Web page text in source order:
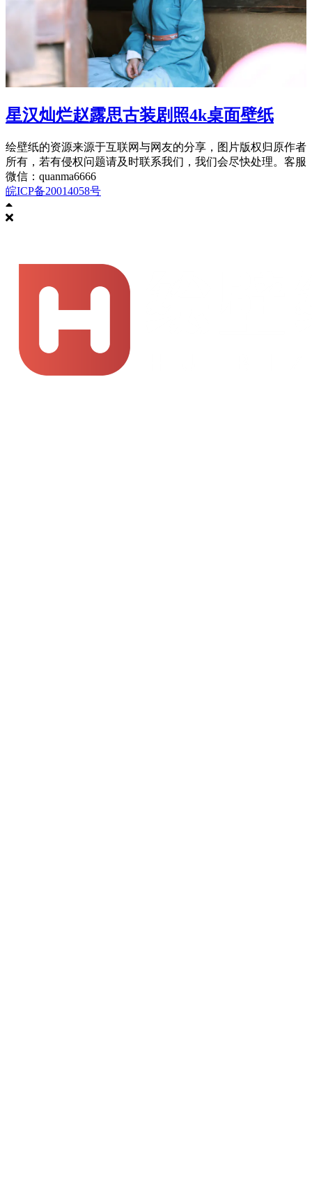
星汉灿烂赵露思古装剧照4k桌面壁纸
绘壁纸的资源来源于互联网与网友的分享，图片版权归原作者
所有，若有侵权问题请及时联系我们，我们会尽快处理。客服
微信：quanma6666
皖ICP备20014058号